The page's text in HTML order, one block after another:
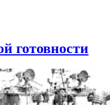
готовности